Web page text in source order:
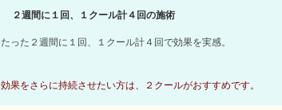
２週間に１回、１クール計４回の施術
たった２週間に１回、１クール計４回で効果を実感。
効果をさらに持続させたい方は、２クールがおすすめです。